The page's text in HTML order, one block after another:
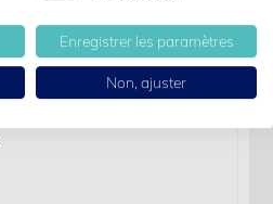
Enregistrer les paramètres
Non, ajuster